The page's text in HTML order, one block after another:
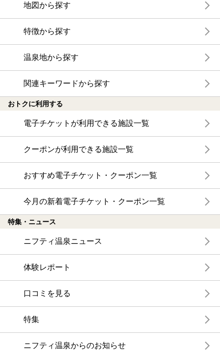
地図から探す
特徴から探す
温泉地から探す
関連キーワードから探す
おトクに利用する
電子チケットが利用できる施設一覧
クーポンが利用できる施設一覧
おすすめ電子チケット・クーポン一覧
今月の新着電子チケット・クーポン一覧
特集・ニュース
ニフティ温泉ニュース
体験レポート
口コミを見る
特集
ニフティ温泉からのお知らせ